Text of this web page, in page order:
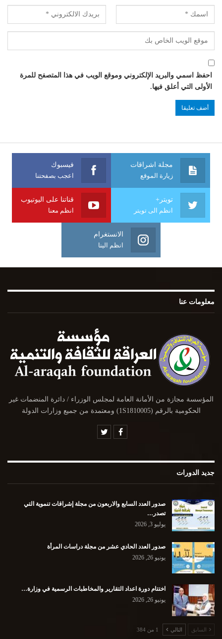
احفظ اسمي والبريد الإلكتروني وموقع الويب في هذا المتصفح للمرة
الأولى التي أعلق فيها.
مجلة اشراقات
زيارة الموقع
فيسبوك
اعجب بصفحتنا
تويتر+
انظم الى تويتر
قناتنا على اليوتيوب
انظم معنا
الانستغرام
انظم الينا
معلومات عنا
المؤسسة مجازة من الأمانة العامة لمجلس الوزراء / دائرة المنضمات غير
الحكومية بالرقم (1S1810005) ومعتمدة من جميع وزارات الدولة
جديد الدورات
صدور العدد السابع والاربعون من مجلة إشراقات تنموية التي
تصدر…
يوليو 3, 2026
صدور العدد الحادي عشر من مجلة دراسات المرأة
يونيو 26, 2026
اختتام دورة اعداد التقارير والمخاطبات الرسمية في وزارة…
يونيو 26, 2026
السابق التالي 1 من 384